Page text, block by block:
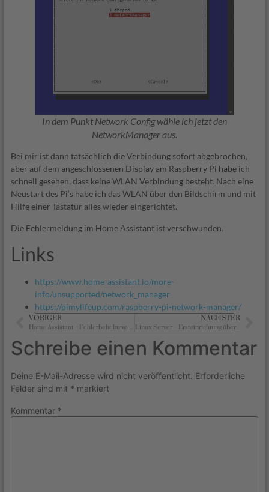
In dem Punkt Network Config wähle ich jetzt den
NetworkManager aus.
Bei mir ist dann tatsächlich die Verbindung sofort abgebrochen,
aber auf dem angeschlossenen Display am Raspberry Pi habe ich
schnell gesehen, dass keine WLAN Verbindung besteht. Nach eine
Neustart des Pi’s habe ich das WLAN über den Bildschirm und mit
Hilfe einer Tastatur alles wieder eingerichtet.
Die Fehlermeldung im Home Assistant ist verschwunden.
Links
https://www.home-assistant.io/more-
info/unsupported/network_manager
https://pimylifeup.com/raspberry-pi-network-manager/
VORIGER NÄCHSTER
Linux Server – Ersteinrichtung über SSH
Schreibe einen Kommentar
Deine E-Mail-Adresse wird nicht veröffentlicht. Erforderliche
Felder sind mit * markiert
Kommentar *